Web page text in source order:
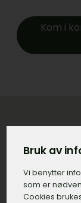
Kom i
Konkret
med
Gravstein:
Bruk av
Vi benytter
som er
Cookies